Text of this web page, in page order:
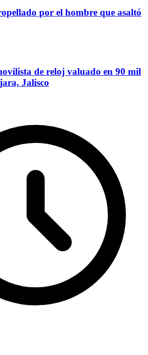
por el hombre que asaltó
de reloj valuado en 90 mil
Jalisco